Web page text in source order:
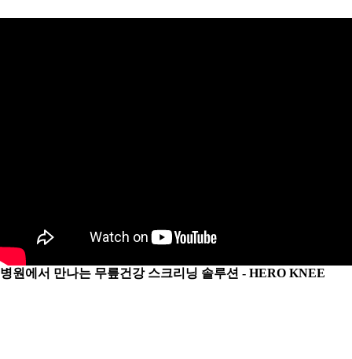
병원에서 만나는 무릎건강 스크리닝 솔루션 - HERO KNEE